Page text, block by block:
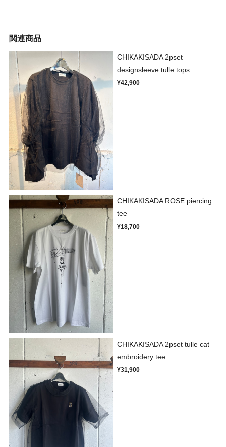
関連商品
CHIKAKISADA 2pset
designsleeve tulle tops
¥42,900
CHIKAKISADA ROSE piercing
tee
¥18,700
CHIKAKISADA 2pset tulle cat
embroidery tee
¥31,900